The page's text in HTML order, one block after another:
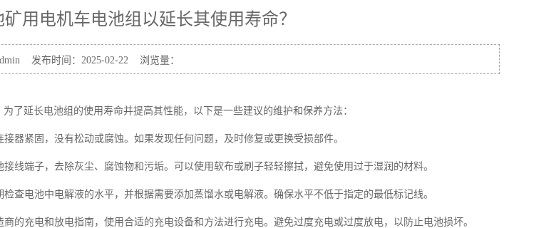
用电机车电池组以延长其使用寿命？
发布时间：2025-02-22 浏览量：
了延长电池组的使用寿命并提高其性能，以下是一些建议的维护和保养方法：
器紧固，没有松动或腐蚀。如果发现任何问题，及时修复或更换受损部件。
线端子，去除灰尘、腐蚀物和污垢。可以使用软布或刷子轻轻擦拭，避免使用过于湿润的材料。
查电池中电解液的水平，并根据需要添加蒸馏水或电解液。确保水平不低于指定的最低标记线。
的充电和放电指南，使用合适的充电设备和方法进行充电。避免过度充电或过度放电，以防止电池损坏。